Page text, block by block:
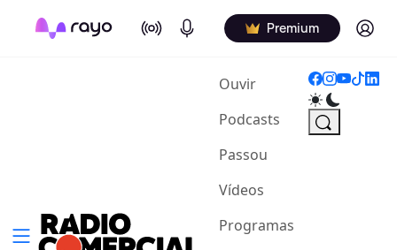
On Air Podcasts Premium Log in
Ouvir(current)
Podcasts
Passou
Vídeos
Programas